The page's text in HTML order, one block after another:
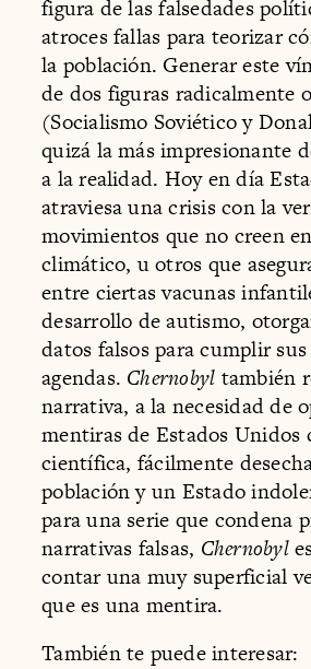
figura de las falsedades
atroces fallas para teorizar
la población. Generar este
de dos figuras radicalmente
(Socialismo Soviético y
quizá la más impresionante
a la realidad. Hoy en día
atraviesa una crisis con la
movimientos que no creen
climático, u otros que
entre ciertas vacunas
desarrollo de autismo,
datos falsos para cumplir
agendas. Chernobyl también
narrativa, a la necesidad de
mentiras de Estados Unidos
científica, fácilmente
población y un Estado
para una serie que condena
narrativas falsas, Chernobyl
contar una muy superficial
que es una mentira.
También te puede interesar: